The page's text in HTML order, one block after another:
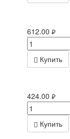
612.00 руб.
Купить
424.00 руб.
Купить